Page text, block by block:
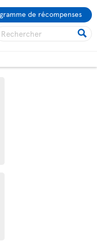
de récompenses